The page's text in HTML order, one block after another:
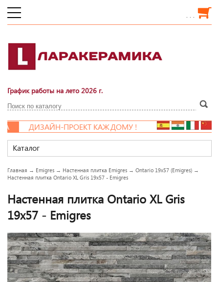
. . .
График работы на лето 2026 г.
ДИЗАЙН-ПРОЕКТ КАЖДОМУ !
Каталог
Главная → Emigres → Настенная плитка Emigres → Ontario 19x57 (Emigres) →
Настенная плитка Ontario XL Gris 19x57 - Emigres
Настенная плитка Ontario XL Gris
19x57 - Emigres